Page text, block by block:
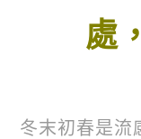
處
冬末初春是流